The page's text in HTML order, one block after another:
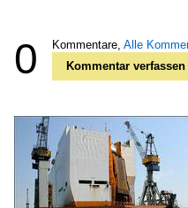
0 Kommentare, Alle
Kommentar verfassen